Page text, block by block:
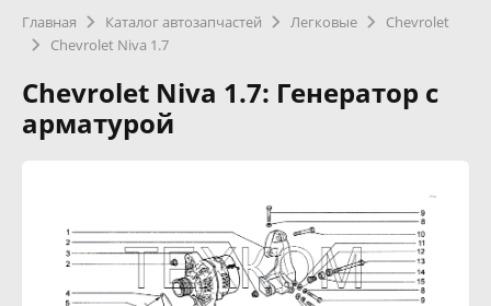
Главная Каталог автозапчастей Легковые
Chevrolet
Chevrolet Niva 1.7
Chevrolet Niva 1.7: Генератор с
арматурой